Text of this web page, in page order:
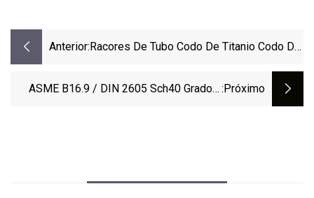
Anterior: Racores De Tubo Codo De Titanio Codo De
ASME B16.9 / DIN 2605 Sch40 Grado 1 :próximo